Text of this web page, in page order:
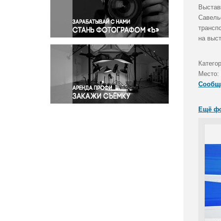
Правосудие
Происшествия и конфликты
Религия
Светская жизнь
Спорт
Экология
Экономика и бизнес
на
Место:
Ещё